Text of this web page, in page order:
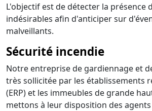
L'objectif est de détecter la présence
indésirables afin d'anticiper sur
malveillants.
Sécurité incendie
Notre entreprise de gardiennage et
très sollicitée par les établissements
(ERP) et les immeubles de grande
mettons à leur disposition des